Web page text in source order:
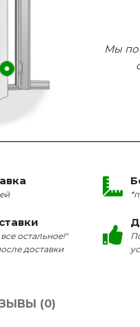
Мы
остальное!"
доставки
(0)